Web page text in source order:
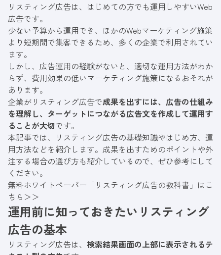
リスティング広告は、はじめての方でも運用しやすいWeb
広告です。
少ない予算から運用でき、ほかのWebマーケティング施策
より短期間で集客できるため、多くの企業で利用されてい
ます。
しかし、広告運用の経験がないと、適切な運用方法がわか
らず、費用効果の低いマーケティング施策になるおそれが
あります。
企業がリスティング広告で成果を出すには、広告の仕組み
を理解し、ターゲットにつながる広告文を作成して運用す
ることが大切です。
本記事では、リスティング広告の基礎知識やはじめ方、運
用方法などを紹介します。成果を出すためのポイントや外
注する場合の選び方も紹介しているので、ぜひ参考にして
ください。
無料ホワイトペーパー「リスティング広告の教科書」はこ
ちら＞＞
運用前に知っておきたいリスティング
広告の基本
リスティング広告は、 検索結果画面の上部に表示されるテ